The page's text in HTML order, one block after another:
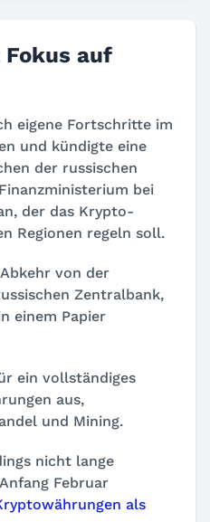
auf
eigene Fortschritte im
und kündigte eine
der russischen
bei
der das Krypto-
Regionen regeln soll.
von der
Zentralbank,
einem Papier
ein vollständiges
aus,
und Mining.
nicht lange
Februar
als